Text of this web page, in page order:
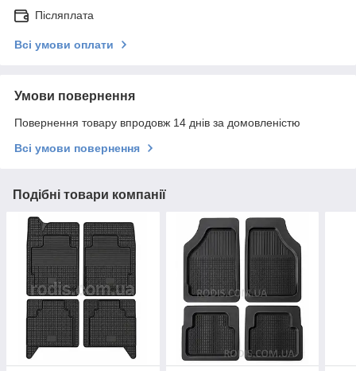
Післяплата
Всі умови оплати
Умови повернення
Повернення товару впродовж 14 днів за домовленістю
Всі умови повернення
Подібні товари компанії